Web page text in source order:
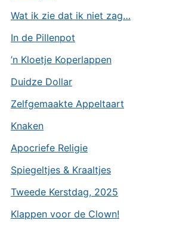
Wat ik zie dat ik niet zag…
In de Pillenpot
’n Kloetje Koperlappen
Duidze Dollar
Zelfgemaakte Appeltaart
Knaken
Apocriefe Religie
Spiegeltjes & Kraaltjes
Tweede Kerstdag, 2025
Klappen voor de Clown!